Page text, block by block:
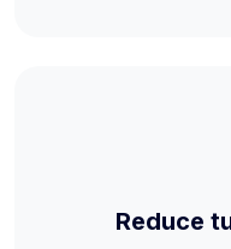
Reduce